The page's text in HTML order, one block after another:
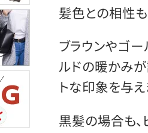
髪色との相性
ブラウンやゴ
ルドの暖かみ
トな印象を与え
黒髪の場合も